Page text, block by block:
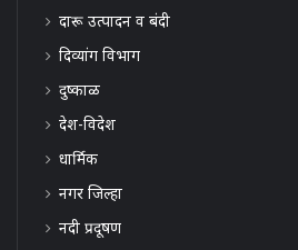
दारू उत्पादन व बंदी
दिव्यांग विभाग
दुष्काळ
देश-विदेश
धार्मिक
नगर जिल्हा
नदी प्रदूषण